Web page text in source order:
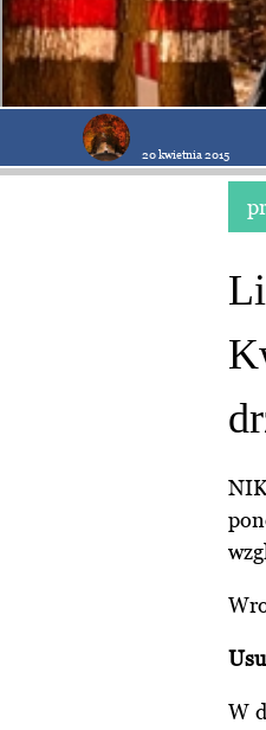
20 kwietnia 2015
W